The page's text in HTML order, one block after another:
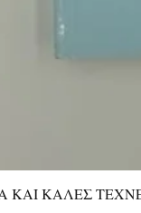
ΚΑΛΕΣ ΤΕΧΝΕΣ